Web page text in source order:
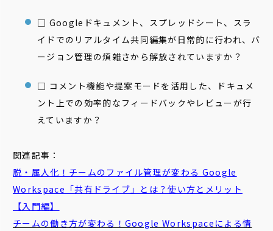
□ Googleドキュメント、スプレッドシート、スラ
イドでのリアルタイム共同編集が日常的に行われ、バ
ージョン管理の煩雑さから解放されていますか？
□ コメント機能や提案モードを活用した、ドキュメ
ント上での効率的なフィードバックやレビューが行
えていますか？
関連記事：
脱・属人化！チームのファイル管理が変わる Google
Workspace「共有ドライブ」とは？使い方とメリット
【入門編】
チームの働き方が変わる！Google Workspaceによる情